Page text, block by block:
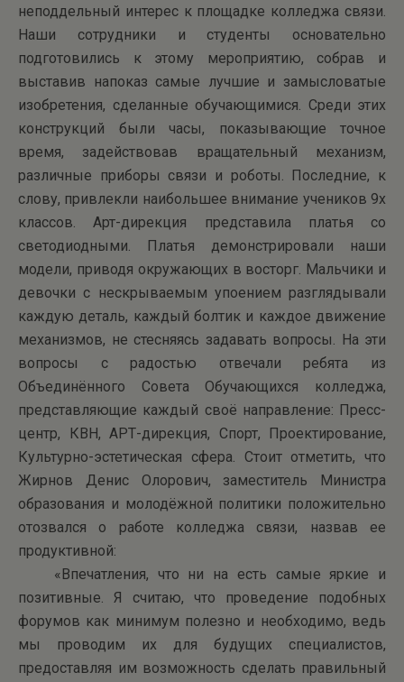
неподдельный интерес к площадке колледжа связи.
Наши сотрудники и студенты основательно
подготовились к этому мероприятию, собрав и
выставив напоказ самые лучшие и замысловатые
изобретения, сделанные обучающимися. Среди этих
конструкций были часы, показывающие точное
время, задействовав вращательный механизм,
различные приборы связи и роботы. Последние, к
слову, привлекли наибольшее внимание учеников 9х
классов. Арт-дирекция представила платья со
светодиодными. Платья демонстрировали наши
модели, приводя окружающих в восторг. Мальчики и
девочки с нескрываемым упоением разглядывали
каждую деталь, каждый болтик и каждое движение
механизмов, не стесняясь задавать вопросы. На эти
вопросы с радостью отвечали ребята из
Объединённого Совета Обучающихся колледжа,
представляющие каждый своё направление: Пресс-
центр, КВН, АРТ-дирекция, Спорт, Проектирование,
Культурно-эстетическая сфера. Стоит отметить, что
Жирнов Денис Олорович, заместитель Министра
образования и молодёжной политики положительно
отозвался о работе колледжа связи, назвав ее
продуктивной:
«Впечатления, что ни на есть самые яркие и
позитивные. Я считаю, что проведение подобных
форумов как минимум полезно и необходимо, ведь
мы проводим их для будущих специалистов,
предоставляя им возможность сделать правильный